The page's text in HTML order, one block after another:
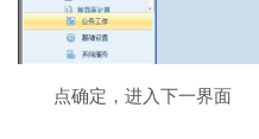
点确定，进入下一界面